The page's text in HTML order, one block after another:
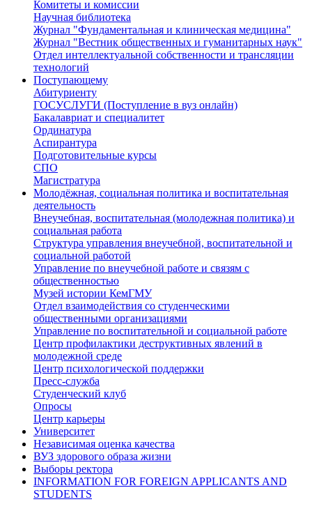
Комитеты и комиссии
Научная библиотека
Журнал "Фундаментальная и клиническая медицина"
Журнал "Вестник общественных и гуманитарных наук"
Отдел интеллектуальной собственности и трансляции
технологий
Поступающему
Абитуриенту
ГОСУСЛУГИ (Поступление в вуз онлайн)
Бакалавриат и специалитет
Ординатура
Аспирантура
Подготовительные курсы
СПО
Магистратура
Молодёжная, социальная политика и воспитательная
деятельность
Внеучебная, воспитательная (молодежная политика) и
социальная работа
Структура управления внеучебной, воспитательной и
социальной работой
Управление по внеучебной работе и связям с
общественностью
Музей истории КемГМУ
Отдел взаимодействия со студенческими
общественными организациями
Управление по воспитательной и социальной работе
Центр профилактики деструктивных явлений в
молодежной среде
Центр психологической поддержки
Пресс-служба
Студенческий клуб
Опросы
Центр карьеры
Университет
Независимая оценка качества
ВУЗ здорового образа жизни
Выборы ректора
INFORMATION FOR FOREIGN APPLICANTS AND
STUDENTS